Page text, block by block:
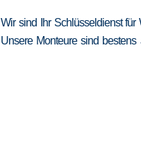
Wir sind Ihr Schlüsseldienst
Unsere Monteure sind